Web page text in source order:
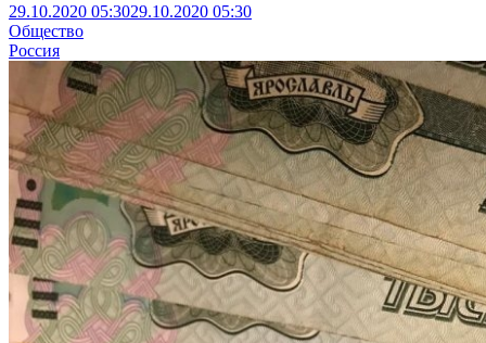
29.10.2020 05:3029.10.2020 05:30
Общество
Россия